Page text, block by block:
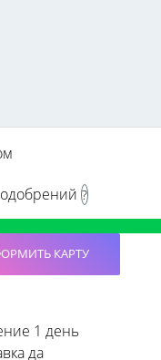
одобрений?
КАРТУ
1 день
да